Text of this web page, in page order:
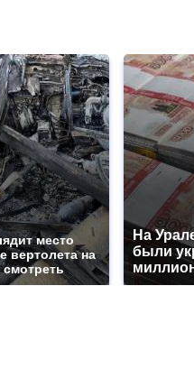
место
вертолета на
смотреть
На
были